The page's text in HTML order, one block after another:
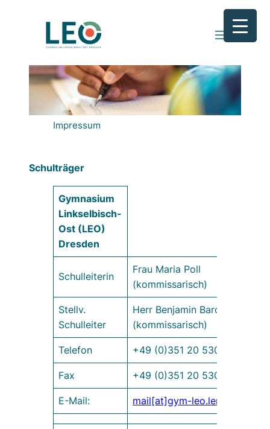
Impressum
Schulträger
Gymnasium
Linkselbisch-
Ost (LEO)
Dresden
Schulleiterin
Frau Maria Poll
(kommissarisch)
Stellv.
Schulleiter
Herr Benjamin Bardohn
(kommissarisch)
Telefon +49 (0)351 20 530 40
Fax +49 (0)351 20 530 449
E-Mail: mail[at]gym-leo.lernsax.de